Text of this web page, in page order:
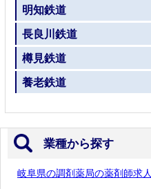
明知鉄道
長良川鉄道
樽見鉄道
養老鉄道
業種から探す
岐阜県の調剤薬局の薬剤師求人